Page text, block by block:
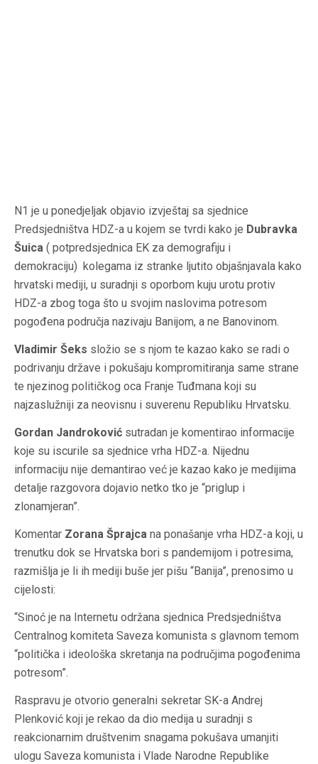
N1 je u ponedjeljak objavio izvještaj sa sjednice
Predsjedništva HDZ-a u kojem se tvrdi kako je Dubravka
Šuica ( potpredsjednica EK za demografiju i
demokraciju) kolegama iz stranke ljutito objašnjavala kako
hrvatski mediji, u suradnji s oporbom kuju urotu protiv
HDZ-a zbog toga što u svojim naslovima potresom
pogođena područja nazivaju Banijom, a ne Banovinom.
Vladimir Šeks složio se s njom te kazao kako se radi o
podrivanju države i pokušaju kompromitiranja same strane
te njezinog političkog oca Franje Tuđmana koji su
najzaslužniji za neovisnu i suverenu Republiku Hrvatsku.
Gordan Jandroković sutradan je komentirao informacije
koje su iscurile sa sjednice vrha HDZ-a. Nijednu
informaciju nije demantirao već je kazao kako je medijima
detalje razgovora dojavio netko tko je “priglup i
zlonamjeran”.
Komentar Zorana Šprajca na ponašanje vrha HDZ-a koji, u
trenutku dok se Hrvatska bori s pandemijom i potresima,
razmišlja je li ih mediji buše jer pišu “Banija”, prenosimo u
cijelosti:
“Sinoć je na Internetu održana sjednica Predsjedništva
Centralnog komiteta Saveza komunista s glavnom temom
“politička i ideološka skretanja na područjima pogođenima
potresom”.
Raspravu je otvorio generalni sekretar SK-a Andrej
Plenković koji je rekao da dio medija u suradnji s
reakcionarnim društvenim snagama pokušava umanjiti
ulogu Saveza komunista i Vlade Narodne Republike